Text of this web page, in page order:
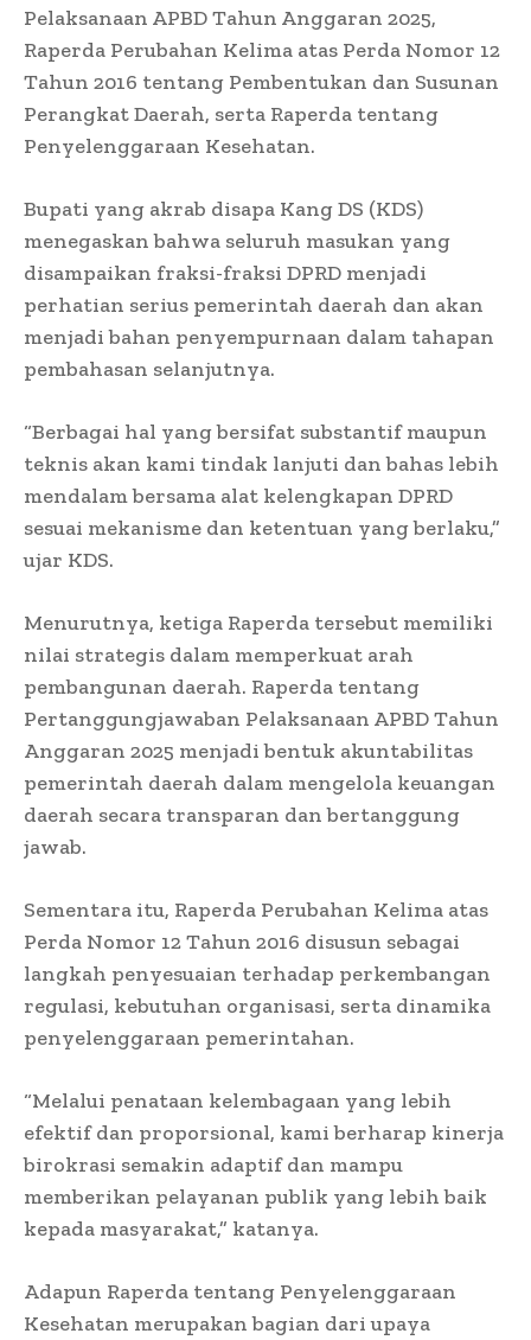
Pelaksanaan APBD Tahun Anggaran 2025,
Raperda Perubahan Kelima atas Perda Nomor 12
Tahun 2016 tentang Pembentukan dan Susunan
Perangkat Daerah, serta Raperda tentang
Penyelenggaraan Kesehatan.
Bupati yang akrab disapa Kang DS (KDS)
menegaskan bahwa seluruh masukan yang
disampaikan fraksi-fraksi DPRD menjadi
perhatian serius pemerintah daerah dan akan
menjadi bahan penyempurnaan dalam tahapan
pembahasan selanjutnya.
“Berbagai hal yang bersifat substantif maupun
teknis akan kami tindak lanjuti dan bahas lebih
mendalam bersama alat kelengkapan DPRD
sesuai mekanisme dan ketentuan yang berlaku,”
ujar KDS.
Menurutnya, ketiga Raperda tersebut memiliki
nilai strategis dalam memperkuat arah
pembangunan daerah. Raperda tentang
Pertanggungjawaban Pelaksanaan APBD Tahun
Anggaran 2025 menjadi bentuk akuntabilitas
pemerintah daerah dalam mengelola keuangan
daerah secara transparan dan bertanggung
jawab.
Sementara itu, Raperda Perubahan Kelima atas
Perda Nomor 12 Tahun 2016 disusun sebagai
langkah penyesuaian terhadap perkembangan
regulasi, kebutuhan organisasi, serta dinamika
penyelenggaraan pemerintahan.
“Melalui penataan kelembagaan yang lebih
efektif dan proporsional, kami berharap kinerja
birokrasi semakin adaptif dan mampu
memberikan pelayanan publik yang lebih baik
kepada masyarakat,” katanya.
Adapun Raperda tentang Penyelenggaraan
Kesehatan merupakan bagian dari upaya